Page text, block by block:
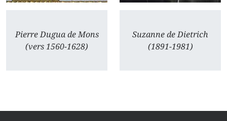
Pierre Dugua de Mons
(vers 1560-1628)
Suzanne de Dietrich
(1891-1981)